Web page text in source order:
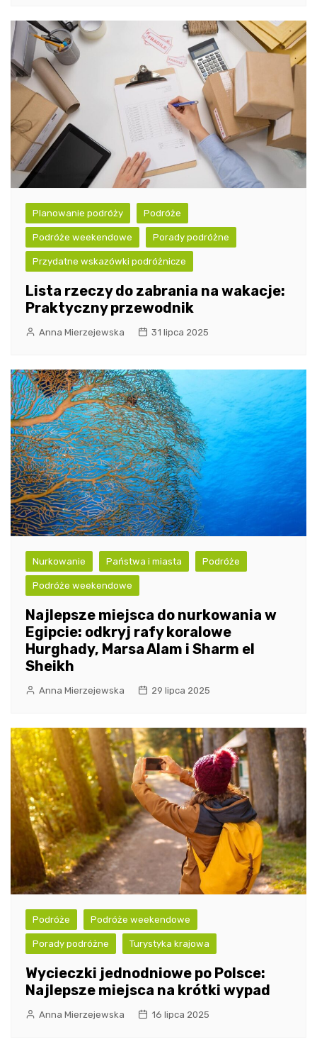
Planowanie podróży Podróże
Podróże weekendowe Porady podróżne
Przydatne wskazówki podróżnicze
Lista rzeczy do zabrania na wakacje:
Praktyczny przewodnik
Anna Mierzejewska 31 lipca 2025
Nurkowanie Państwa i miasta Podróże
Podróże weekendowe
Najlepsze miejsca do nurkowania w
Egipcie: odkryj rafy koralowe
Hurghady, Marsa Alam i Sharm el
Sheikh
Anna Mierzejewska 29 lipca 2025
Podróże Podróże weekendowe
Porady podróżne Turystyka krajowa
Wycieczki jednodniowe po Polsce:
Najlepsze miejsca na krótki wypad
Anna Mierzejewska 16 lipca 2025